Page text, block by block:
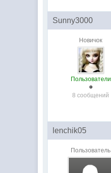
Sunny3000
Новичок
Пользователи
8 сообщений
lenchik05
Пользователь